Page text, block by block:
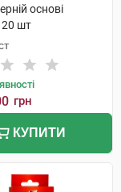
основі
20 шт
грн
КУПИТИ